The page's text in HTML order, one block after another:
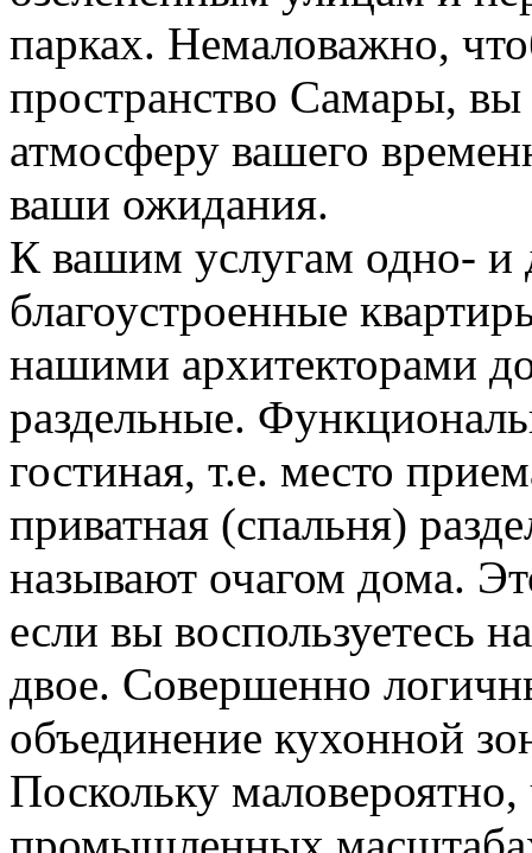
парках. Немаловажно,
пространство Самары, вы
атмосферу вашего
ваши ожидания.
К вашим услугам одно- и
благоустроенные
нашими архитекторами
раздельные.
гостиная, т.е. место
приватная (спальня)
называют очагом дома.
если вы воспользуетесь
двое. Совершенно
объединение кухонной
Поскольку маловероятно,